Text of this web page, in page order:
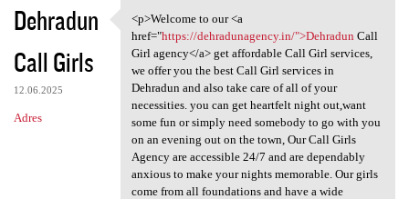
Dehradun
Call Girls
12.06.2025
Adres
<p>Welcome to our <a href=
<p>Welcome to our <a
href="https://dehradunagency.in/">Dehradun Call
Girl agency</a> get affordable Call Girl services,
we offer you the best Call Girl services in
Dehradun and also take care of all of your
necessities. you can get heartfelt night out,want
some fun or simply need somebody to go with you
on an evening out on the town, Our Call Girls
Agency are accessible 24/7 and are dependably
anxious to make your nights memorable. Our girls
come from all foundations and have a wide